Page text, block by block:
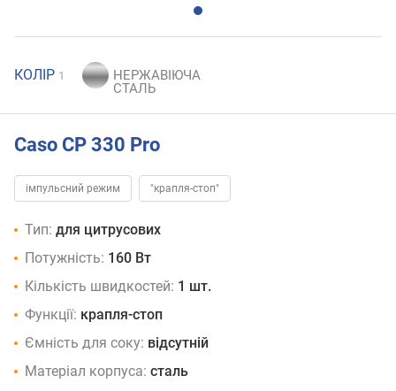
КОЛІР 1
Caso CP 330 Pro
імпульсний режим "крапля-стоп"
Тип: для цитрусових
Потужність: 160 Вт
Кількість швидкостей: 1 шт.
Функції: крапля-стоп
Ємність для соку: відсутній
Матеріал корпуса: сталь